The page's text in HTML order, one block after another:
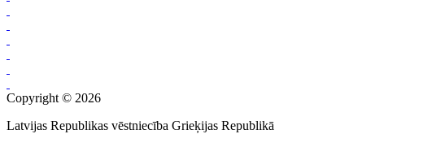
Copyright © 2026
Latvijas Republikas vēstniecība Grieķijas Republikā